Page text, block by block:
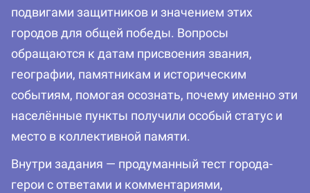
подвигами защитников и значением этих
городов для общей победы. Вопросы
обращаются к датам присвоения звания,
географии, памятникам и историческим
событиям, помогая осознать, почему именно эти
населённые пункты получили особый статус и
место в коллективной памяти.
Внутри задания — продуманный тест города-
герои с ответами и комментариями,